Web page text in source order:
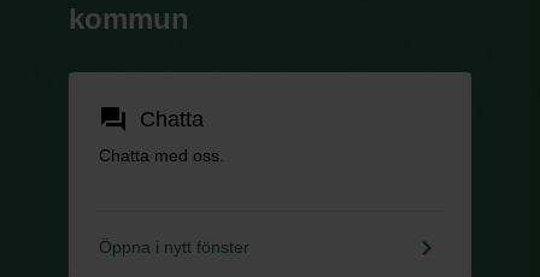
kommun
forum Chatta
Chatta med oss.
Öppna i nytt fönster keyboard_arrow_right